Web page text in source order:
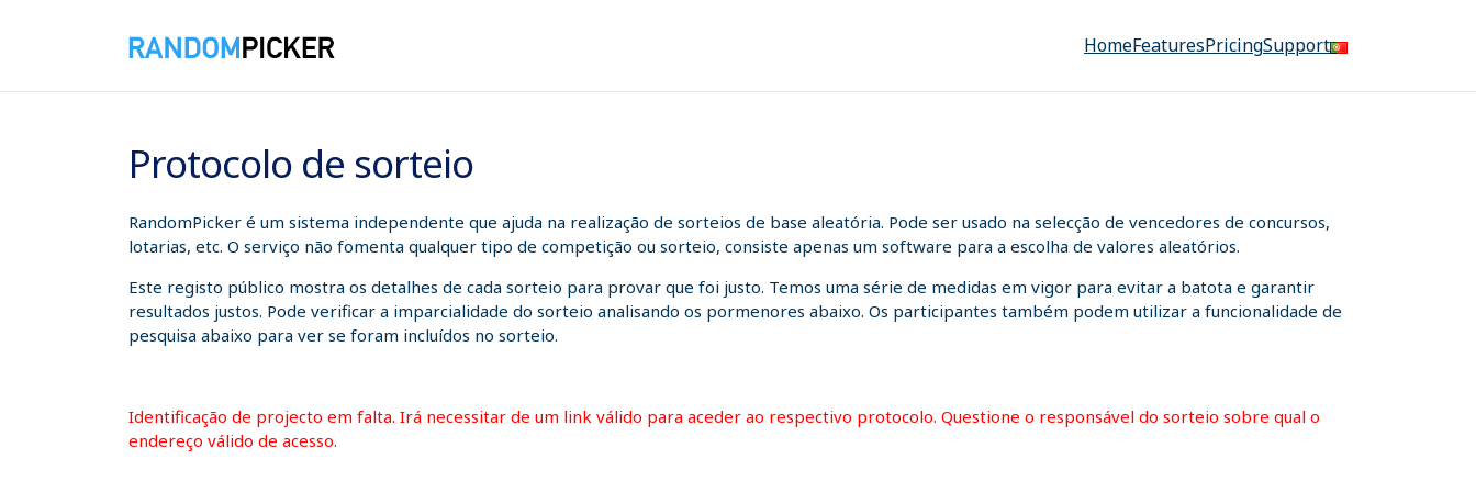
HomeFeaturesPricingSupport
Protocolo de sorteio
RandomPicker é um sistema independente que ajuda na realização de sorteios de base aleatória. Pode ser usado na selecção de vencedores de concursos,
lotarias, etc. O serviço não fomenta qualquer tipo de competição ou sorteio, consiste apenas um software para a escolha de valores aleatórios.
Este registo público mostra os detalhes de cada sorteio para provar que foi justo. Temos uma série de medidas em vigor para evitar a batota e garantir
resultados justos. Pode verificar a imparcialidade do sorteio analisando os pormenores abaixo. Os participantes também podem utilizar a funcionalidade de
pesquisa abaixo para ver se foram incluídos no sorteio.
Identificação de projecto em falta. Irá necessitar de um link válido para aceder ao respectivo protocolo. Questione o responsável do sorteio sobre qual o
endereço válido de acesso.